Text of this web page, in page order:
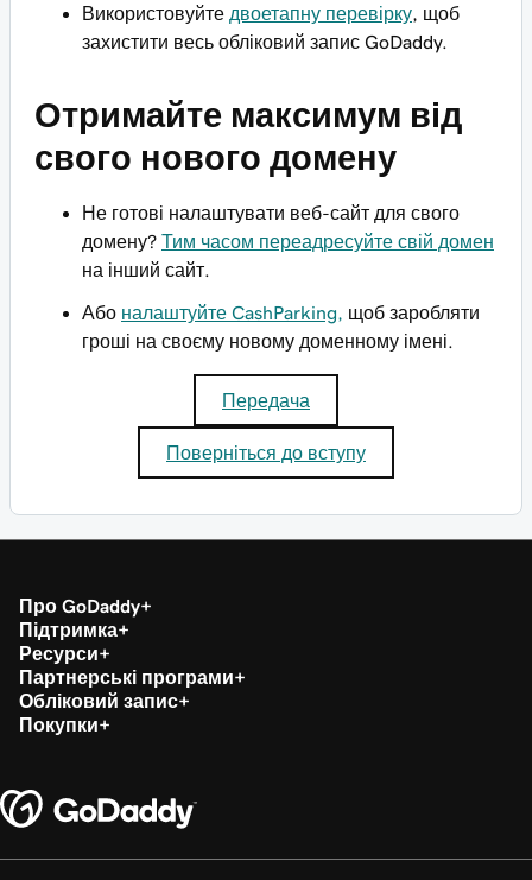
Використовуйте двоетапну перевірку , щоб
захистити весь обліковий запис GoDaddy.
Отримайте максимум від
свого нового домену
Не готові налаштувати веб-сайт для свого
домену? Тим часом переадресуйте свій домен
на інший сайт.
Або налаштуйте CashParking,
щоб заробляти
гроші на своєму новому доменному імені.
Передача
Поверніться до вступу
Про GoDaddy
Підтримка
Ресурси
Партнерські програми
Обліковий запис
Покупки